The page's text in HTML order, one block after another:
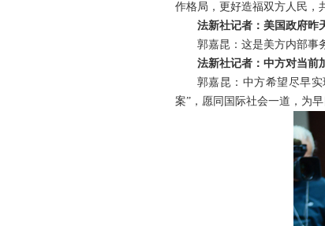
作格局，更好造福双方人民，
法新社记者：美国政府昨
郭嘉昆：这是美方内部事
法新社记者：中方对当前
郭嘉昆：中方希望尽早
案”，愿同国际社会一道，为